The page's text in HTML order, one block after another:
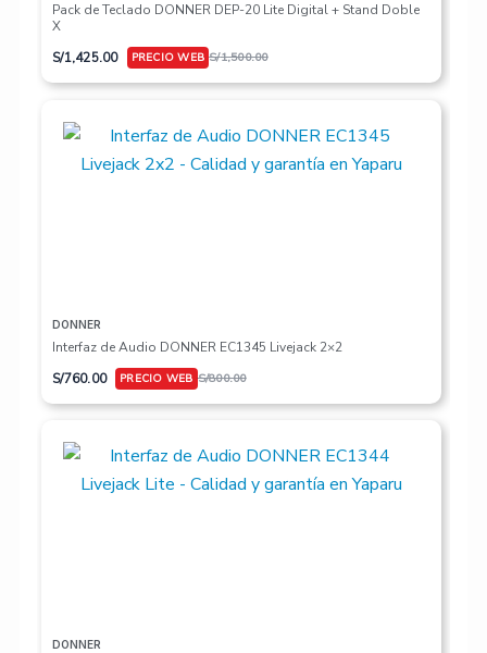
Pack de Teclado DONNER DEP-20 Lite Digital + Stand Doble
X
S/1,500.00
S/1,425.00
DONNER
Interfaz de Audio DONNER EC1345 Livejack 2×2
S/800.00
S/760.00
DONNER